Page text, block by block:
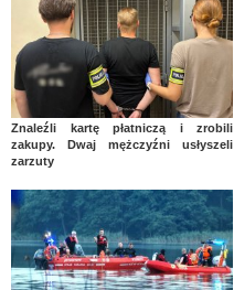
Znaleźli kartę płatniczą i zrobili
zakupy. Dwaj mężczyźni usłyszeli
zarzuty